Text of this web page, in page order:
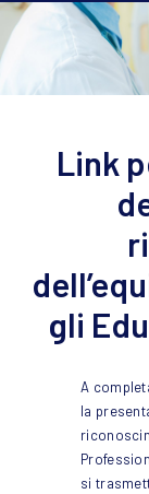
Home
L’ordine
Ambito
News
Link
gli
A
la
si